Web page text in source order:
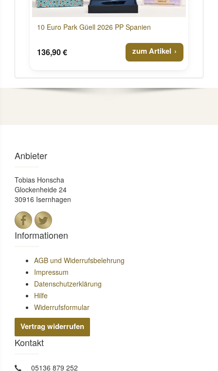
10 Euro Park Güell 2026 PP Spanien
136,90 € zum Artikel
Anbieter
Tobias Honscha
Glockenheide 24
30916 Isernhagen
Informationen
AGB und Widerrufsbelehrung
Impressum
Datenschutzerklärung
Hilfe
Widerrufsformular
Vertrag widerrufen
Kontakt
05136 879 252